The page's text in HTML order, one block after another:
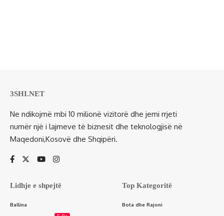
3SHI.NET
Ne ndikojmë mbi 10 milionë vizitorë dhe jemi rrjeti
numër një i lajmeve të biznesit dhe teknologjisë në
Maqedoni,Kosovë dhe Shqipëri.
Lidhje e shpejtë
Ballina
Top Kategoritë
Bota dhe Rajoni